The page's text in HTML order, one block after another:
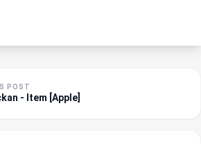
POST
- Item [Apple]